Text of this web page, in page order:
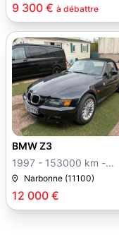
9 300 € à débattre
12 000 €
BMW Z3
1997 - 153000 km -
Manuelle
Narbonne (11100)